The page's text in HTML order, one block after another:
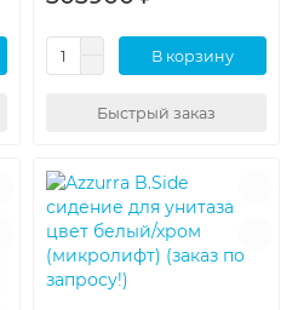
В корзину
Быстрый заказ